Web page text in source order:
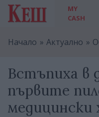
MY
CASH
Начало Актуално
Встъпиха в
първите
медицински